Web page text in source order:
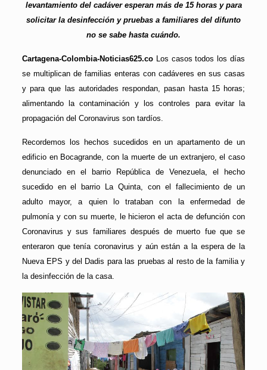
levantamiento del cadáver esperan más de 15 horas y para
solicitar la desinfección y pruebas a familiares del difunto
no se sabe hasta cuándo.
Cartagena-Colombia-Noticias625.co Los casos todos los días
se multiplican de familias enteras con cadáveres en sus casas
y para que las autoridades respondan, pasan hasta 15 horas;
alimentando la contaminación y los controles para evitar la
propagación del Coronavirus son tardíos.
Recordemos los hechos sucedidos en un apartamento de un
edificio en Bocagrande, con la muerte de un extranjero, el caso
denunciado en el barrio República de Venezuela, el hecho
sucedido en el barrio La Quinta, con el fallecimiento de un
adulto mayor, a quien lo trataban con la enfermedad de
pulmonía y con su muerte, le hicieron el acta de defunción con
Coronavirus y sus familiares después de muerto fue que se
enteraron que tenía coronavirus y aún están a la espera de la
Nueva EPS y del Dadis para las pruebas al resto de la familia y
la desinfección de la casa.